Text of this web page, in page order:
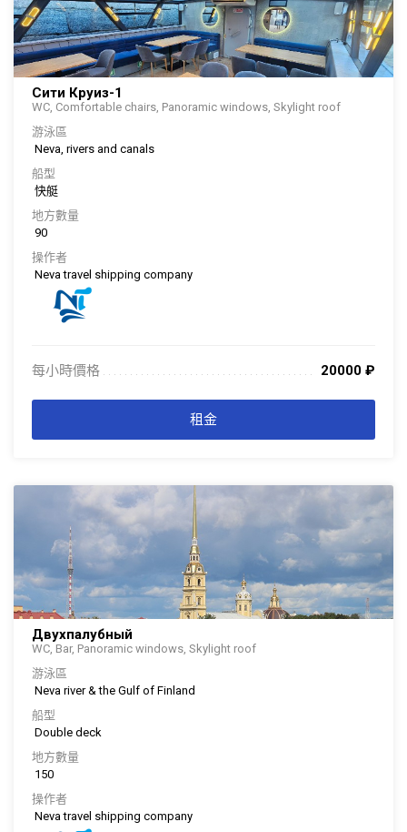
Сити Круиз-1
WC, Comfortable chairs, Panoramic windows, Skylight roof
游泳區
Neva, rivers and canals
船型
快艇
地方數量
90
操作者
Neva travel shipping company
每小時價格 20000 ₽
. . . . . . . . . . . . . . . . . . . . . . . . . . . . . . . . . . . . . . . . . . . . . . . . . . . . . . . . . . . . . . .
租金
Двухпалубный
WC, Bar, Panoramic windows, Skylight roof
游泳區
Neva river & the Gulf of Finland
船型
Double deck
地方數量
150
操作者
Neva travel shipping company